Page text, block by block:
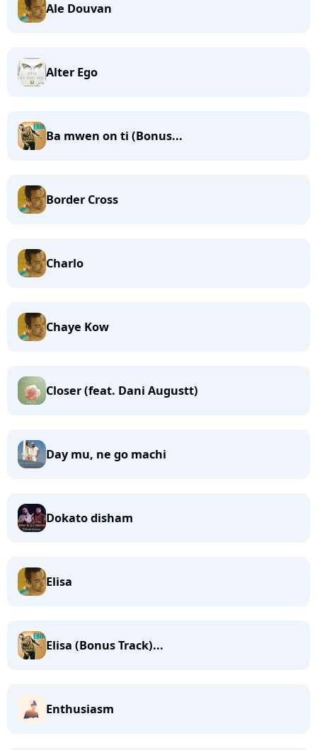
Ale Douvan
Alter Ego
Ba mwen on ti (Bonus...
Border Cross
Charlo
Chaye Kow
Closer (feat. Dani Augustt)
Day mu, ne go machi
Dokato disham
Elisa
Elisa (Bonus Track)...
Enthusiasm